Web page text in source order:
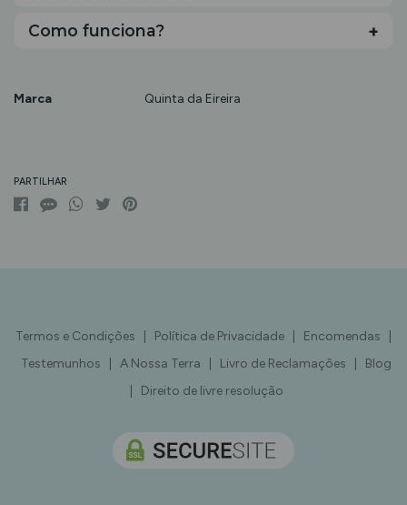
Como funciona?
Marca
Quinta da Eireira
PARTILHAR
Termos e Condições Política de Privacidade Encomendas
Testemunhos
A Nossa Terra Livro de Reclamações
Blog
Direito de livre resolução